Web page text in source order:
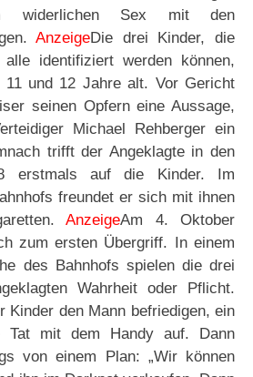
widerlichen Sex mit den
AnzeigeDie drei Kinder, die
identifiziert werden können,
und 12 Jahre alt. Vor Gericht
seinen Opfern eine Aussage,
Michael Rehberger ein
trifft der Angeklagte in den
erstmals auf die Kinder. Im
freundet er sich mit ihnen
AnzeigeAm 4. Oktober
zum ersten Übergriff. In einem
des Bahnhofs spielen die drei
Wahrheit oder Pflicht.
Kinder den Mann befriedigen, ein
Tat mit dem Handy auf. Dann
von einem Plan: „Wir können